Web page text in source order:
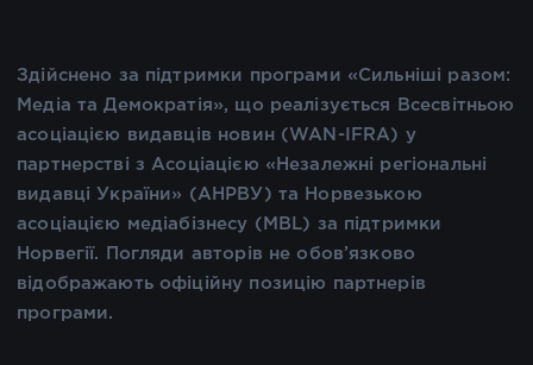
Здійснено за підтримки програми «Сильніші разом:
Медіа та Демократія», що реалізується Всесвітньою
асоціацією видавців новин (WAN-IFRA) у
партнерстві з Асоціацією «Незалежні регіональні
видавці України» (АНРВУ) та Норвезькою
асоціацією медіабізнесу (MBL) за підтримки
Норвегії. Погляди авторів не обов’язково
відображають офіційну позицію партнерів
програми.